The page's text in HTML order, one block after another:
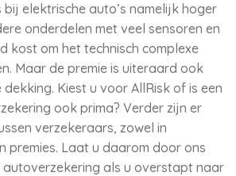
elektrische auto’s namelijk hoger
onderdelen met veel sensoren en
kost om het technisch complexe
Maar de premie is uiteraard ook
Kiest u voor AllRisk of is een
ook prima? Verder zijn er
verzekeraars, zowel in
premies. Laat u daarom door ons
autoverzekering als u overstapt naar